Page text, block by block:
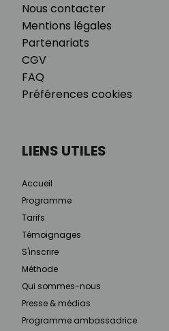
Nous contacter
Mentions légales
Partenariats
CGV
FAQ
Préférences cookies
LIENS UTILES
Accueil
Programme
Tarifs
Témoignages
S'inscrire
Méthode
Qui sommes-nous
Presse & médias
Programme ambassadrice